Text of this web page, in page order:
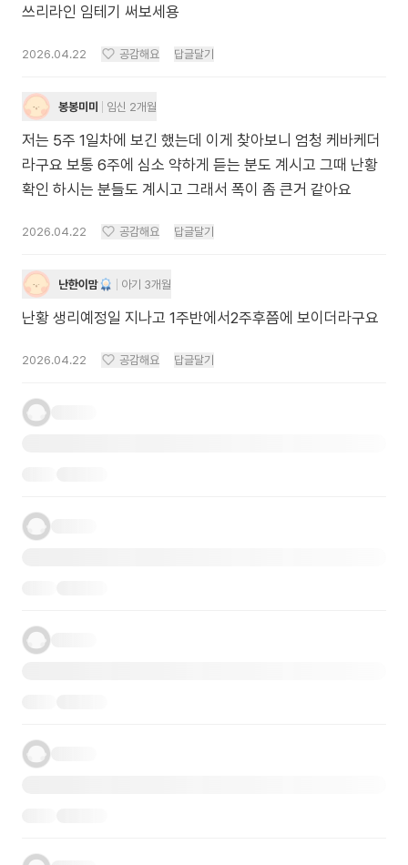
쓰리라인 임테기 써보세용
2026.04.22 공감해요 답글달기
봉봉미미 임신 2개월
저는 5주 1일차에 보긴 했는데 이게 찾아보니 엄청 케바케더
라구요 보통 6주에 심소 약하게 듣는 분도 계시고 그때 난황
확인 하시는 분들도 계시고 그래서 폭이 좀 큰거 같아요
2026.04.22 공감해요 답글달기
난한이맘 아기 3개월
난황 생리예정일 지나고 1주반에서2주후쯤에 보이더라구요
2026.04.22 공감해요 답글달기